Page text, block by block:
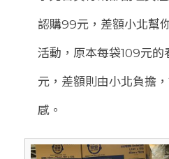
認購99元，差額小北幫
活動，原本每袋109元
元，差額則由小北負擔
感。